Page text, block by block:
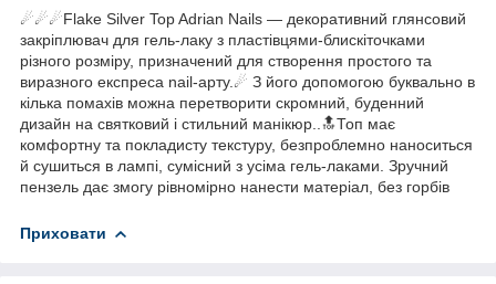
☄☄☄Flake Silver Top Adrian Nails — декоративний глянсовий
закріплювач для гель-лаку з пластівцями-блискіточками
різного розміру, призначений для створення простого та
виразного експреса nail-арту.☄ З його допомогою буквально в
кілька помахів можна перетворити скромний, буденний
дизайн на святковий і стильний манікюр..🔝Топ має
комфортну та покладисту текстуру, безпроблемно наноситься
й сушиться в лампі, сумісний з усіма гель-лаками. Зручний
пензель дає змогу рівномірно нанести матеріал, без горбів
Приховати